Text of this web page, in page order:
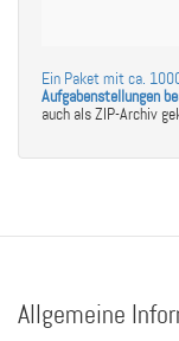
Ein Paket mit ca.
Aufgabenstellungen
auch als ZIP-Archiv
Allgemeine